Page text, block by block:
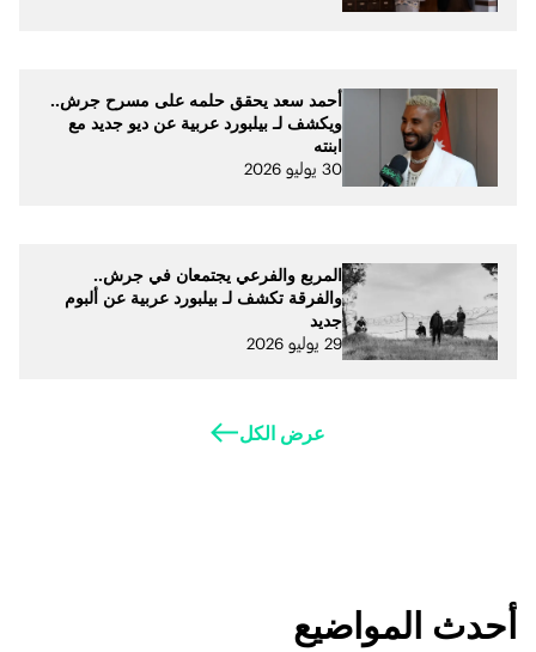
أحمد سعد يحقق حلمه على مسرح جرش..
ويكشف لـ بيلبورد عربية عن ديو جديد مع
ابنته
30 يوليو 2026
المربع والفرعي يجتمعان في جرش..
والفرقة تكشف لـ بيلبورد عربية عن ألبوم
جديد
29 يوليو 2026
عرض الكل
أحدث المواضيع